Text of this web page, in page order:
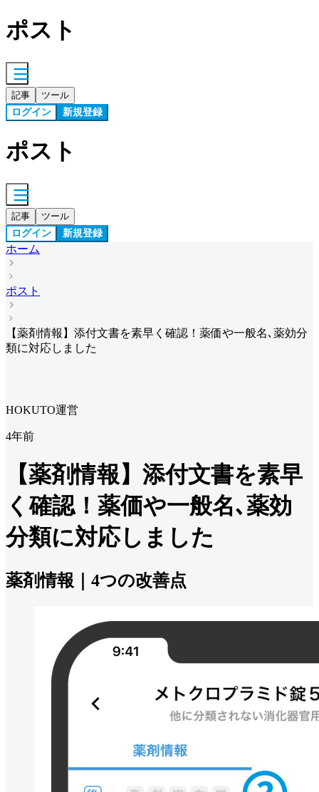
ポスト
記事 ツール
ログイン 新規登録
ポスト
記事 ツール
ログイン 新規登録
ホーム
ポスト
【薬剤情報】添付文書を素早く確認！薬価や一般名､薬効分
類に対応しました
HOKUTO運営
4年前
【薬剤情報】添付文書を素早
く確認！薬価や一般名､薬効
分類に対応しました
薬剤情報｜4つの改善点